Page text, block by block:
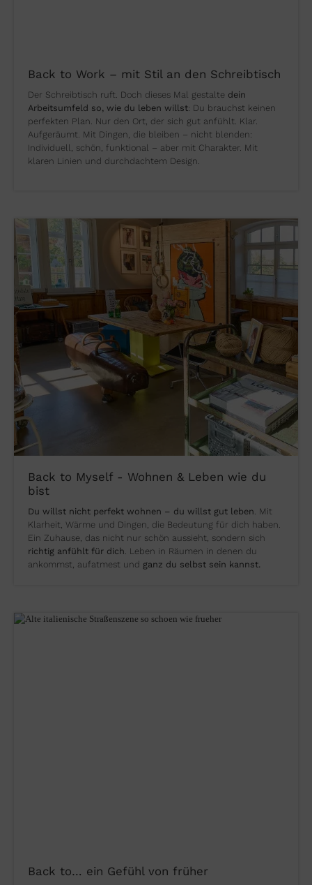
Back to Work – mit Stil an den Schreibtisch
Der Schreibtisch ruft. Doch dieses Mal gestalte dein
Arbeitsumfeld so, wie du leben willst: Du brauchst keinen
perfekten Plan. Nur den Ort, der sich gut anfühlt. Klar.
Aufgeräumt. Mit Dingen, die bleiben – nicht blenden:
Individuell, schön, funktional – aber mit Charakter. Mit
klaren Linien und durchdachtem Design.
Back to Myself - Wohnen & Leben wie du
bist
Du willst nicht perfekt wohnen – du willst gut leben . Mit
Klarheit, Wärme und Dingen, die Bedeutung für dich haben.
Ein Zuhause, das nicht nur schön aussieht, sondern sich
richtig anfühlt für dich . Leben in Räumen in denen du
ankommst, aufatmest und ganz du selbst sein kannst.
Back to… ein Gefühl von früher